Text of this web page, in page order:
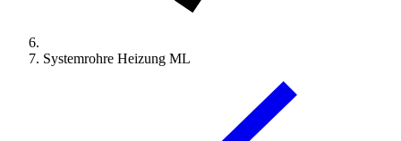
Systemrohre Heizung ML